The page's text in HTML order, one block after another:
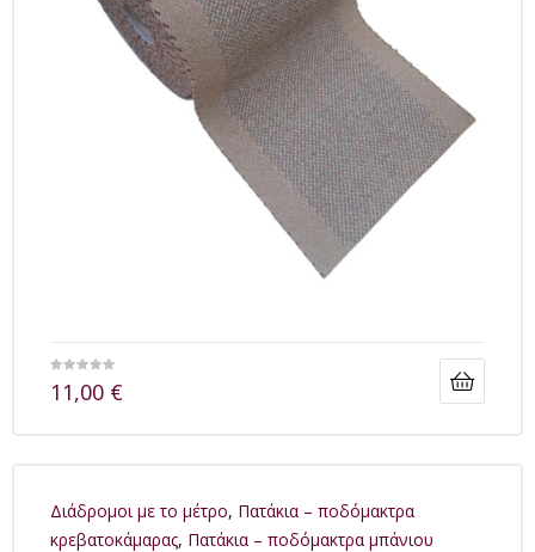
11,00 €
Διάδρομοι με το μέτρο, Πατάκια – ποδόμακτρα
κρεβατοκάμαρας, Πατάκια – ποδόμακτρα μπάνιου